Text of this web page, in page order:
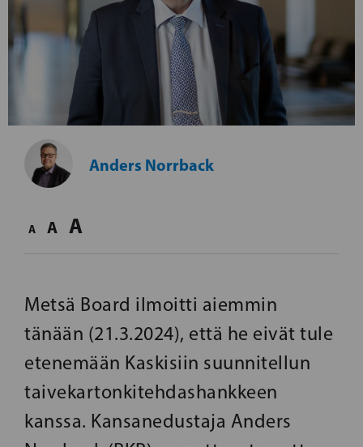
Anders Norrback
A A A
Metsä Board ilmoitti aiemmin
tänään (21.3.2024), että he eivät tule
etenemään Kaskisiin suunnitellun
taivekartonkitehdashankkeen
kanssa. Kansanedustaja Anders